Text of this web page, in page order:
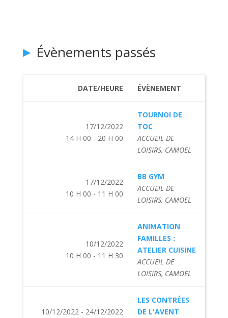
Évènements passés
DATE/HEURE ÉVÈNEMENT
17/12/2022
14 H 00 - 20 H 00
TOURNOI DE
TOC
ACCUEIL DE
LOISIRS, CAMOEL
17/12/2022
10 H 00 - 11 H 00
BB GYM
ACCUEIL DE
LOISIRS, CAMOEL
10/12/2022
10 H 00 - 11 H 30
ANIMATION
FAMILLES :
ATELIER CUISINE
ACCUEIL DE
LOISIRS, CAMOEL
10/12/2022 - 24/12/2022
LES CONTRÉES
DE L'AVENT